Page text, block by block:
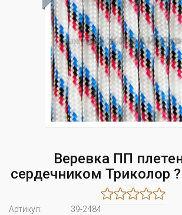
Веревка ПП
сердечником Триколор
Артикул:
39-2484